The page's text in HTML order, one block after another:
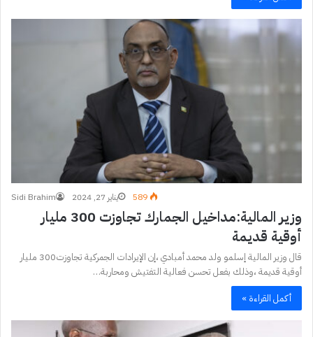
Sidi Brahim يناير 27, 2024
وزير المالية:مداخيل الجمارك تجاوزت 300 مليار
أوقية قديمة
قال وزير المالية إسلمو ولد محمد أمبادي ،إن الإيرادات الجمركية تجاوزت300 مليار
أوقية قديمة ،وذلك بفعل تحسن فعالية التفتيش ومحاربة…
أكمل القراءة »